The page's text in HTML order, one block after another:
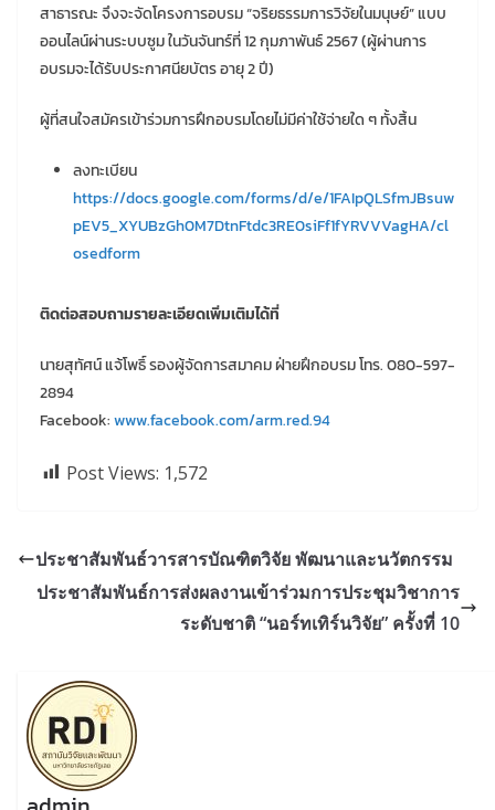
สาธารณะ จึงจะจัดโครงการอบรม “จริยธรรมการวิจัยในมนุษย์” แบบ
ออนไลน์ผ่านระบบซูม ในวันจันทร์ที่ 12 กุมภาพันธ์ 2567 (ผู้ผ่านการ
อบรมจะได้รับประกาศนียบัตร อายุ 2 ปี)
ผู้ที่สนใจสมัครเข้าร่วมการฝึกอบรมโดยไม่มีค่าใช้จ่ายใด ๆ ทั้งสิ้น
ลงทะเบียน
https://docs.google.com/forms/d/e/1FAIpQLSfmJBsuw
pEV5_XYUBzGh0M7DtnFtdc3RE0siFf1fYRVVVagHA/cl
osedform
ติดต่อสอบถามรายละเอียดเพิ่มเติมได้ที่
นายสุทัศน์ แจ้โพธิ์ รองผู้จัดการสมาคม ฝ่ายฝึกอบรม โทร. 080-597-
2894
Facebook:www.facebook.com/arm.red.94
Post Views: 1,572
ประชาสัมพันธ์วารสารบัณฑิตวิจัย พัฒนาและนวัตกรรม
ประชาสัมพันธ์การส่งผลงานเข้าร่วมการประชุมวิชาการ
ระดับชาติ “นอร์ทเทิร์นวิจัย” ครั้งที่ 10